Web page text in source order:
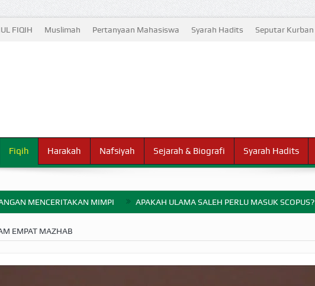
FIQIH Muslimah Pertanyaan Mahasiswa Syarah Hadits Seputar Kurban
Fiqih Harakah Nafsiyah Sejarah & Biografi Syarah Hadits
MENCERITAKAN MIMPI APAKAH ULAMA SALEH PERLU MASUK SCOPUS?
EMPAT MAZHAB